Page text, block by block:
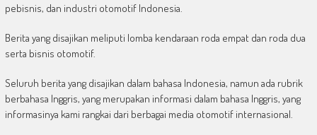
pebisnis, dan industri otomotif Indonesia.
Berita yang disajikan meliputi lomba kendaraan roda empat dan roda dua
serta bisnis otomotif.
Seluruh berita yang disajikan dalam bahasa Indonesia, namun ada rubrik
berbahasa Inggris, yang merupakan informasi dalam bahasa Inggris, yang
informasinya kami rangkai dari berbagai media otomotif internasional.